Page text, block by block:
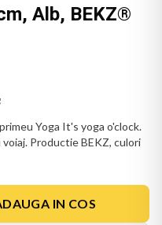
Alb, BEKZ®
Yoga It's yoga o'clock.
Productie BEKZ, culori
IN COS